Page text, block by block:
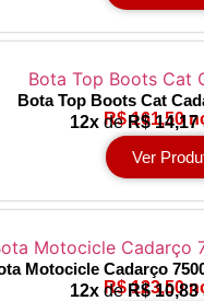
Bota Top Boots Cat
R$ 161,50
12xde R$ 14,17
Ver
Motocicle Cadarço
R$ 123,50
12xde R$ 10,83